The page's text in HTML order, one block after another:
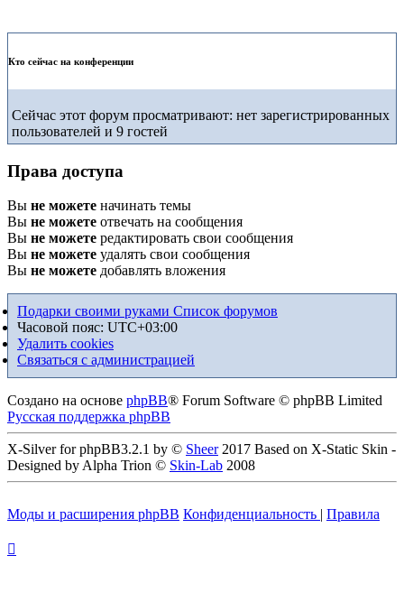
Кто сейчас на конференции
Сейчас этот форум просматривают: нет зарегистрированных
пользователей и 9 гостей
Права доступа
Вы не можете начинать темы
Вы не можете отвечать на сообщения
Вы не можете редактировать свои сообщения
Вы не можете удалять свои сообщения
Вы не можете добавлять вложения
Подарки своими руками Список форумов
Часовой пояс: UTC+03:00
Удалить cookies
Связаться с администрацией
Создано на основе phpBB® Forum Software © phpBB Limited
Русская поддержка phpBB
X-Silver for phpBB3.2.1 by © Sheer2017 Based on X-Static Skin -
Designed by Alpha Trion © Skin-Lab 2008
Моды и расширения phpBB Конфиденциальность | Правила